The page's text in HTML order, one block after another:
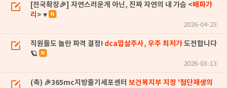
[전국확장🎉] 자연스러운게 아닌, 진짜 자연의 내 가슴 <배파가
리 > ♥
2026-04-23
직원들도 놀란 파격 결정! dca밉살주사, 우주 최저가도전합니다
🪐
2026-03-13
(축) 🎉365mc지방줄기세포센터 보건복지부 지정 '첨단재생의